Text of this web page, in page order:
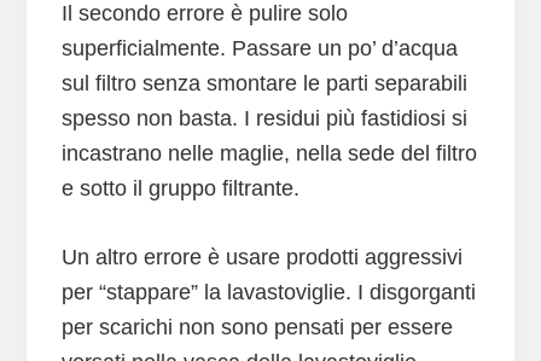
Il secondo errore è pulire solo
superficialmente. Passare un po’ d’acqua
sul filtro senza smontare le parti separabili
spesso non basta. I residui più fastidiosi si
incastrano nelle maglie, nella sede del filtro
e sotto il gruppo filtrante.
Un altro errore è usare prodotti aggressivi
per “stappare” la lavastoviglie. I disgorganti
per scarichi non sono pensati per essere